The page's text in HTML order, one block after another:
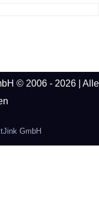
© 2006 - 2026 | Alle
Jink GmbH